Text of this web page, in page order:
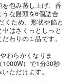
包み蒸し上げ、香
な饅頭を6個詰合
くため、形状や餡と
はさくっとしっと
わりの１品です。
わらかくなりま
）で1分30秒
ただけます。